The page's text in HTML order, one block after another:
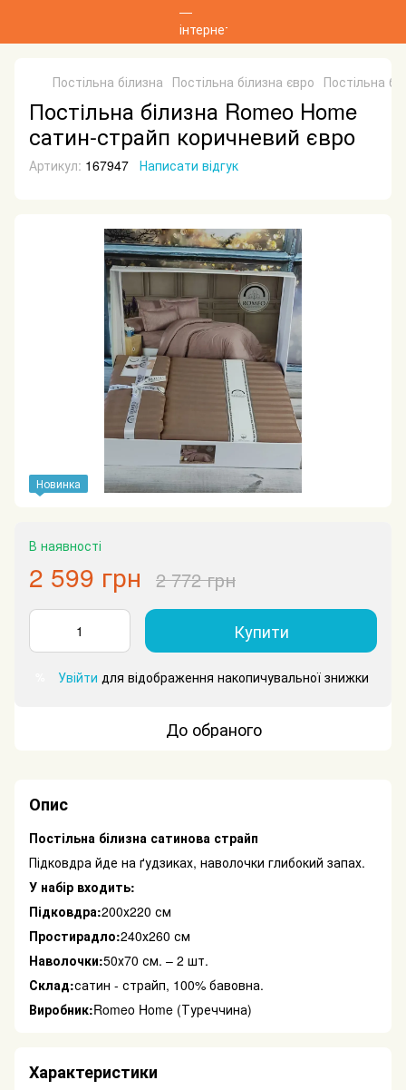
Постільна білизна Постільна білизна євро Постільна
Постільна білизна Romeo Home
сатин-страйп коричневий євро
Артикул: 167947 Написати відгук
Новинка
В наявності
2 599 грн 2 772 грн
Купити
Увійти для відображення накопичувальної знижки
До обраного
Опис
Постільна білизна сатинова страйп
Підковдра йде на ґудзиках, наволочки глибокий запах.
У набір входить:
Підковдра:200х220 см
Простирадло:240х260 см
Наволочки:50х70 см. – 2 шт.
Склад:сатин - страйп, 100% бавовна.
Виробник:Romeo Home (Туреччина)
Характеристики